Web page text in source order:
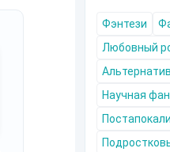
Фэнтези
Любовный
Научная